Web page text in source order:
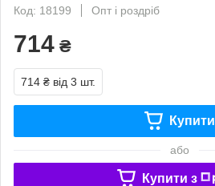
Код: 18199
Опт і роздріб
714 ₴
714 ₴ від 3 шт.
Купити
або
Купити з